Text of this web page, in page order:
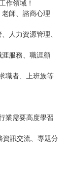
作領域！
師、諮商心理
人力資源管理、
服務、職涯顧
職者、上班族等
業需要高度學習
資訊交流、專題分